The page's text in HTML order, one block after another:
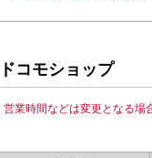
ドコモショップ
営業時間などは変更となる場